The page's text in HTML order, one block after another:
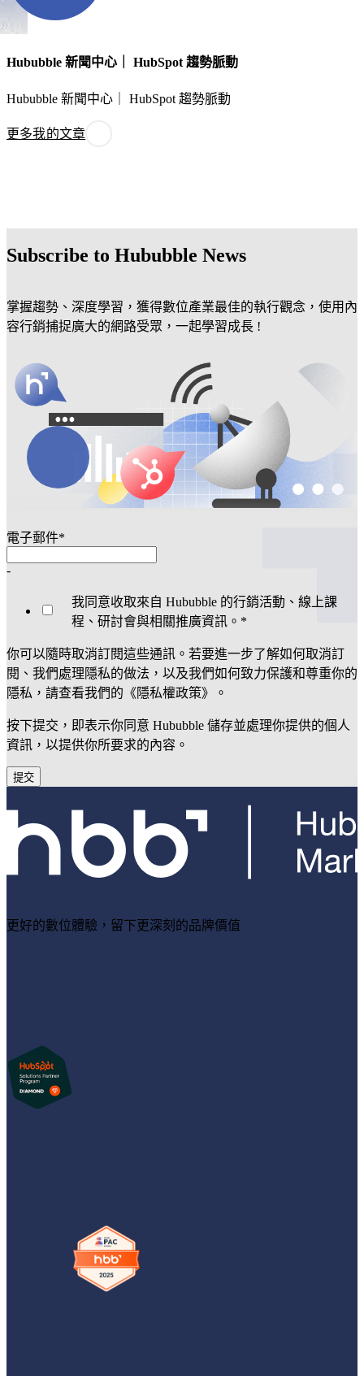
Hububble 新聞中心｜ HubSpot 趨勢脈動
Hububble 新聞中心｜ HubSpot 趨勢脈動
更多我的文章
Subscribe to Hububble News
掌握趨勢、深度學習，獲得數位產業最佳的執行觀念，使用內
容行銷捕捉廣大的網路受眾，一起學習成長 !
電子郵件*
-
我同意收取來自 Hububble 的行銷活動、線上課
程、研討會與相關推廣資訊。 *
你可以隨時取消訂閱這些通訊。若要進一步了解如何取消訂
閱、我們處理隱私的做法，以及我們如何致力保護和尊重你的
隱私，請查看我們的《隱私權政策》。
按下提交，即表示你同意 Hububble 儲存並處理你提供的個人
資訊，以提供你所要求的內容。
更好的數位體驗，留下更深刻的品牌價值